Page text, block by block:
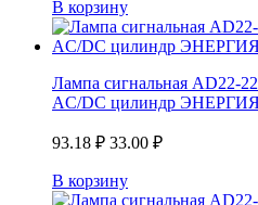
В корзину
Лампа сигнальная AD22-
AC/DC цилиндр
93.18 ₽ 33.00 ₽
В корзину